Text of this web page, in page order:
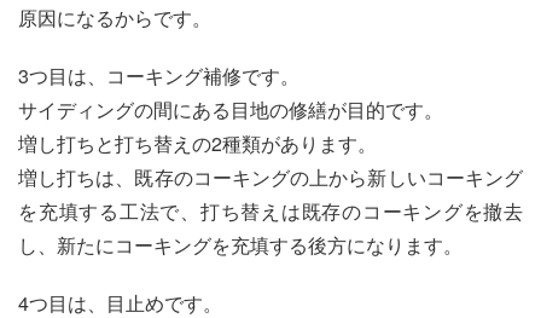
原因になるからです。
3つ目は、コーキング補修です。
サイディングの間にある目地の修繕が目的です。
増し打ちと打ち替えの2種類があります。
増し打ちは、既存のコーキングの上から新しいコーキング
を充填する工法で、打ち替えは既存のコーキングを撤去
し、新たにコーキングを充填する後方になります。
4つ目は、目止めです。